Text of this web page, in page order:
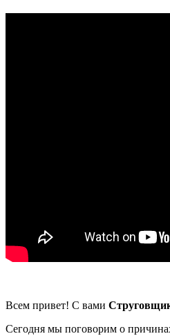
Всем привет! С вами
Сегодня мы поговорим о